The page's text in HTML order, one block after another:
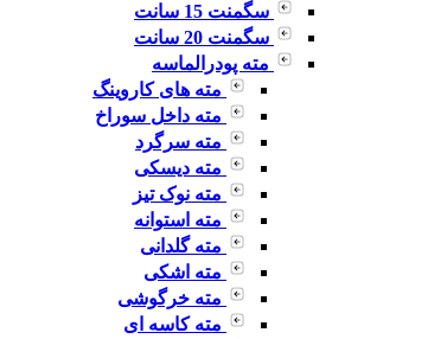
سگمنت 15 سانت
سگمنت 20 سانت
مته پودرالماسه
مته های کاروینگ
مته داخل سوراخ
مته سرگرد
مته دیسکی
مته نوک تیز
مته استوانه
مته گلدانی
مته اشکی
مته خرگوشی
مته کاسه ای